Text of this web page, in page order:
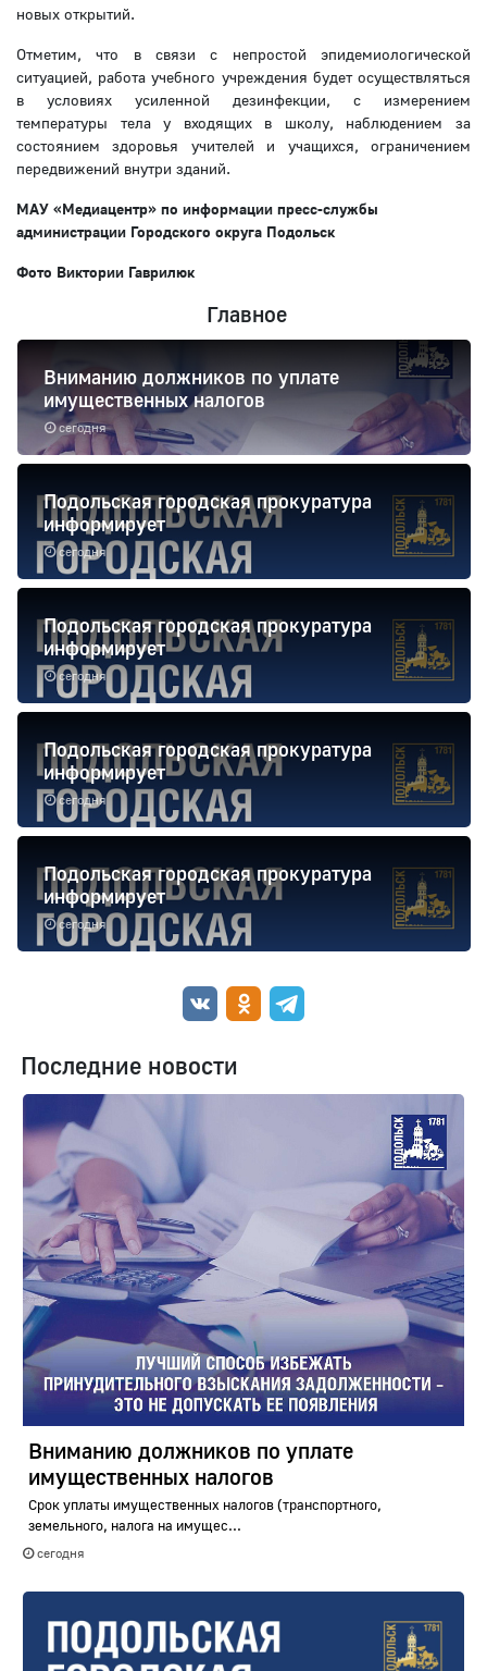
новых открытий.
Отметим, что в связи с непростой эпидемиологической
ситуацией, работа учебного учреждения будет осуществляться
в условиях усиленной дезинфекции, с измерением
температуры тела у входящих в школу, наблюдением за
состоянием здоровья учителей и учащихся, ограничением
передвижений внутри зданий.
МАУ «Медиацентр» по информации пресс-службы
администрации Городского округа Подольск
Фото Виктории Гаврилюк
Главное
сегодня
Вниманию должников по уплате
имущественных налогов
сегодня
Подольская городская прокуратура
информирует
сегодня
Подольская городская прокуратура
информирует
сегодня
Подольская городская прокуратура
информирует
сегодня
Подольская городская прокуратура
информирует
Последние новости
Вниманию должников по уплате
имущественных налогов
Срок уплаты имущественных налогов (транспортного,
земельного, налога на имущес...
сегодня